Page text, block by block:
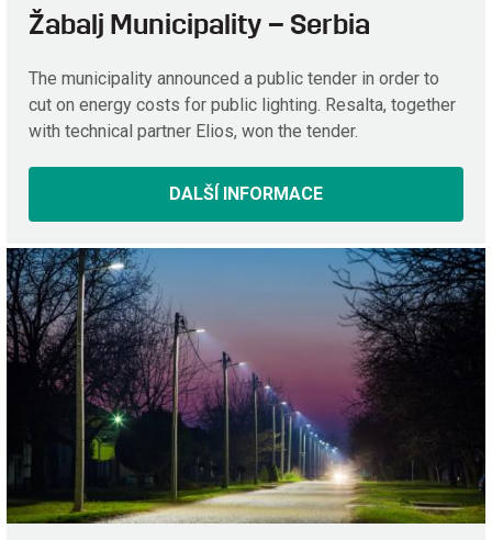
Žabalj Municipality – Serbia
The municipality announced a public tender in order to
cut on energy costs for public lighting. Resalta, together
with technical partner Elios, won the tender.
DALŠÍ INFORMACE